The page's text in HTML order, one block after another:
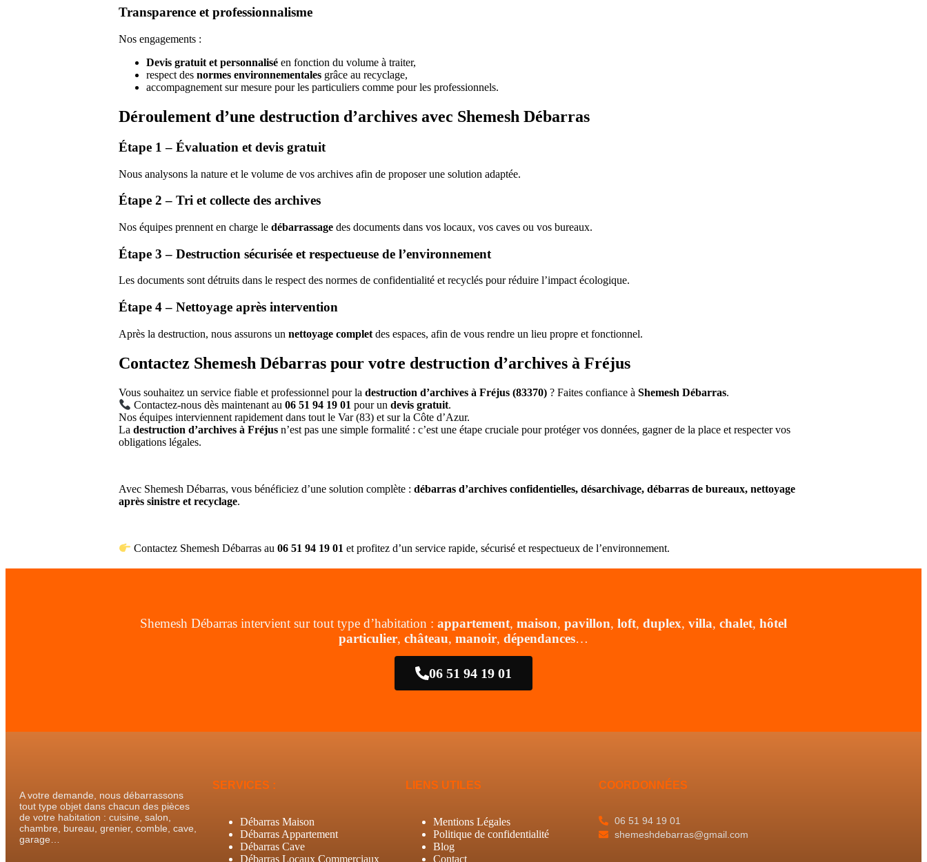
Transparence et professionnalisme
Nos engagements :
Devis gratuit et personnalisé en fonction du volume à traiter,
respect des normes environnementales grâce au recyclage,
accompagnement sur mesure pour les particuliers comme pour les professionnels.
Déroulement d’une destruction d’archives avec Shemesh Débarras
Étape 1 – Évaluation et devis gratuit
Nous analysons la nature et le volume de vos archives afin de proposer une solution adaptée.
Étape 2 – Tri et collecte des archives
Nos équipes prennent en charge le débarrassage des documents dans vos locaux, vos caves ou vos bureaux.
Étape 3 – Destruction sécurisée et respectueuse de l’environnement
Les documents sont détruits dans le respect des normes de confidentialité et recyclés pour réduire l’impact écologique.
Étape 4 – Nettoyage après intervention
Après la destruction, nous assurons un nettoyage complet des espaces, afin de vous rendre un lieu propre et fonctionnel.
Contactez Shemesh Débarras pour votre destruction d’archives à Fréjus
Vous souhaitez un service fiable et professionnel pour la destruction d’archives à Fréjus (83370) ? Faites confiance à Shemesh Débarras.
Contactez-nous dès maintenant au06 51 94 19 01 pour undevis gratuit.
Nos équipes interviennent rapidement dans tout le Var (83) et sur la Côte d’Azur.
La destruction d’archives à Fréjus n’est pas une simple formalité : c’est une étape cruciale pour protéger vos données, gagner de la place et respecter vos
obligations légales.
Avec Shemesh Débarras, vous bénéficiez d’une solution complète : débarras d’archives confidentielles, désarchivage, débarras de bureaux, nettoyage
après sinistre et recyclage.
Contactez Shemesh Débarras au06 51 94 19 01 et profitez d’un service rapide, sécurisé et respectueux de l’environnement.
Shemesh Débarras intervient sur tout type d’habitation : appartement, maison, pavillon, loft, duplex, villa, chalet, hôtel
particulier, château, manoir, dépendances…
06 51 94 19 01
A votre demande, nous débarrassons
tout type objet dans chacun des pièces
de votre habitation : cuisine, salon,
chambre, bureau, grenier, comble, cave,
garage…
SERVICES :
Débarras Maison
Débarras Appartement
Débarras Cave
Débarras Locaux Commerciaux
LIENS UTILES
Mentions Légales
Politique de confidentialité
Blog
Contact
COORDONNÉES
06 51 94 19 01
shemeshdebarras@gmail.com